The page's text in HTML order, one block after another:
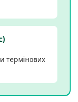
термінових